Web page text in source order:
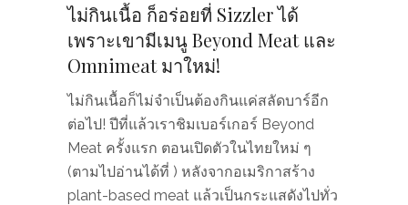
ไม่กินเนื้อ ก็อร่อยที่ Sizzler ได้
เพราะเขามีเมนู Beyond Meat และ
Omnimeat มาใหม่!
ไม่กินเนื้อก็ไม่จำเป็นต้องกินแค่สลัดบาร์อีก
ต่อไป! ปีที่แล้วเราชิมเบอร์เกอร์ Beyond
Meat ครั้งแรก ตอนเปิดตัวในไทยใหม่ ๆ
(ตามไปอ่านได้ที่ ) หลังจากอเมริกาสร้าง
plant-based meat แล้วเป็นกระแสดังไปทั่ว